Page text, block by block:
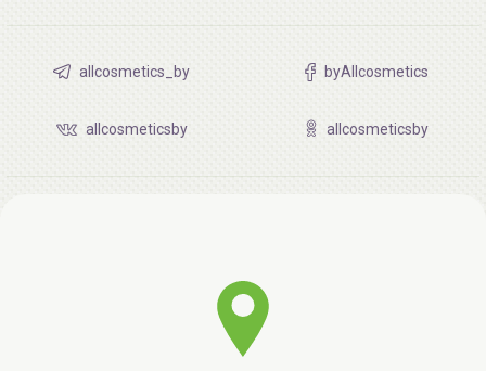
allcosmetics_by byAllcosmetics
allcosmeticsby allcosmeticsby